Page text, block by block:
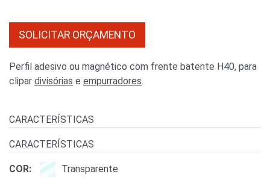
SOLICITAR ORÇAMENTO
Perfil adesivo ou magnético com frente batente H40, para
clipar divisórias e empurradores.
CARACTERÍSTICAS
CARACTERÍSTICAS
COR: Transparente